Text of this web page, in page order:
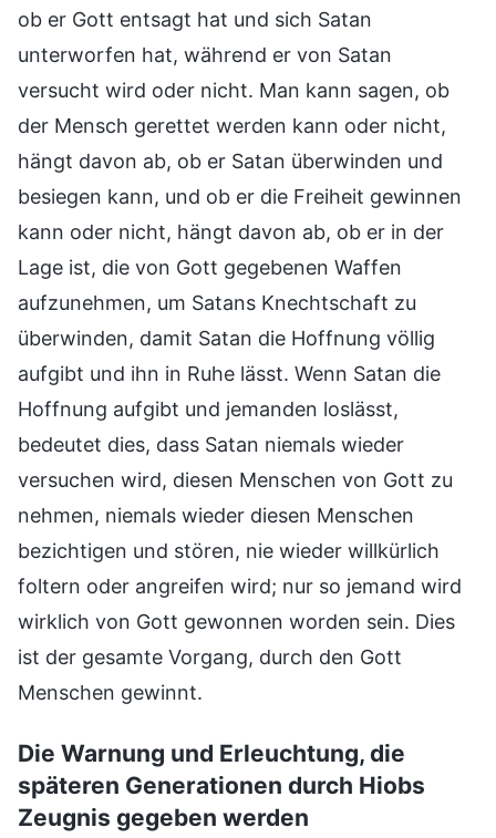
ob er Gott entsagt hat und sich Satan
unterworfen hat, während er von Satan
versucht wird oder nicht. Man kann sagen, ob
der Mensch gerettet werden kann oder nicht,
hängt davon ab, ob er Satan überwinden und
besiegen kann, und ob er die Freiheit gewinnen
kann oder nicht, hängt davon ab, ob er in der
Lage ist, die von Gott gegebenen Waffen
aufzunehmen, um Satans Knechtschaft zu
überwinden, damit Satan die Hoffnung völlig
aufgibt und ihn in Ruhe lässt. Wenn Satan die
Hoffnung aufgibt und jemanden loslässt,
bedeutet dies, dass Satan niemals wieder
versuchen wird, diesen Menschen von Gott zu
nehmen, niemals wieder diesen Menschen
bezichtigen und stören, nie wieder willkürlich
foltern oder angreifen wird; nur so jemand wird
wirklich von Gott gewonnen worden sein. Dies
ist der gesamte Vorgang, durch den Gott
Menschen gewinnt.
Die Warnung und Erleuchtung, die
späteren Generationen durch Hiobs
Zeugnis gegeben werden